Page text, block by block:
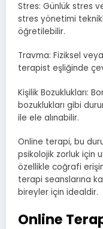
Stres: Günlük stres
stres yönetimi
öğretilebilir.
Travma: Fiziksel
terapist eşliğinde
Kişilik Bozuklukları:
bozuklukları gibi
ile ele alınabilir.
Online terapi, bu
psikolojik zorluk için
özellikle coğrafi
terapi seanslarına
bireyler için idealdir.
Online